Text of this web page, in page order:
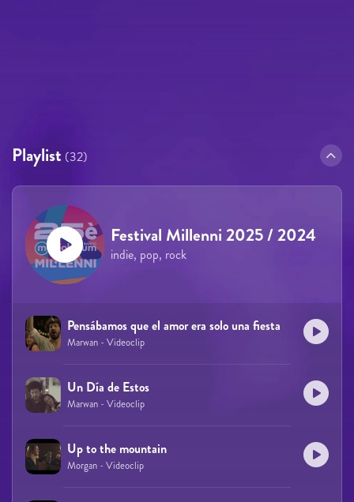
Playlist (32)
Festival Millenni 2025 / 2024
indie, pop, rock
Pensábamos que el amor era solo una fiesta
Marwan - Videoclip
Un Día de Estos
Marwan - Videoclip
Up to the mountain
Morgan - Videoclip